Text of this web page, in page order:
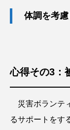
体調を考慮
心得その3：
災害ボランテ
るサポートをす